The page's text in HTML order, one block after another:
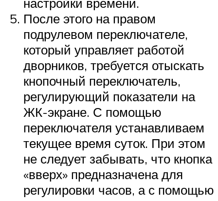
настройки времени.
После этого на правом
подрулевом переключателе,
который управляет работой
дворников, требуется отыскать
кнопочный переключатель,
регулирующий показатели на
ЖК-экране. С помощью
переключателя устанавливаем
текущее время суток. При этом
не следует забывать, что кнопка
«вверх» предназначена для
регулировки часов, а с помощью